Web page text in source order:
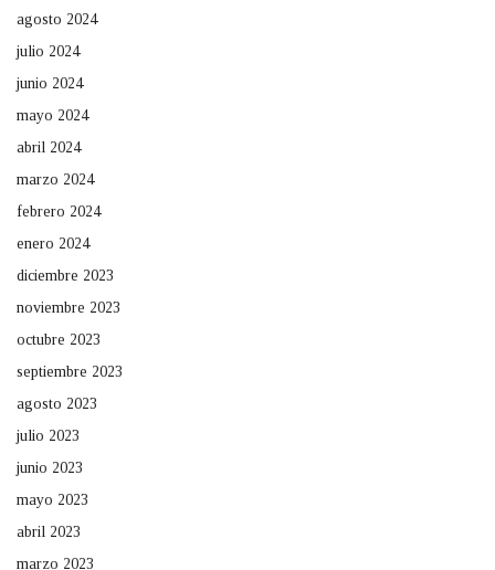
agosto 2024
julio 2024
junio 2024
mayo 2024
abril 2024
marzo 2024
febrero 2024
enero 2024
diciembre 2023
noviembre 2023
octubre 2023
septiembre 2023
agosto 2023
julio 2023
junio 2023
mayo 2023
abril 2023
marzo 2023